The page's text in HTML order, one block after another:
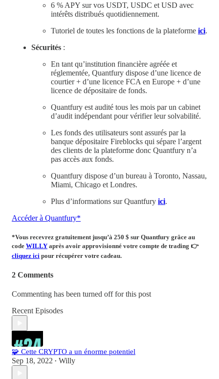
6 % APY sur vos USDT, USDC et USD avec
intérêts distribués quotidiennement.
Tutoriel de toutes les fonctions de la plateforme ici.
Sécurités :
En tant qu’institution financière agréée et
réglementée, Quantfury dispose d’une licence de
courtier + d’une licence FCA en Europe + d’une
licence de dépositaire de fonds.
Quantfury est audité tous les mois par un cabinet
d’audit indépendant pour vérifier leur solvabilité.
Les fonds des utilisateurs sont assurés par la
banque dépositaire Fireblocks qui sépare l’argent
des clients de la plateforme donc Quantfury n’a
pas accès aux fonds.
Quantfury dispose d’un bureau à Toronto, Nassau,
Miami, Chicago et Londres.
Plus d’informations sur Quantfury ici.
Accéder à Quantfury*
*Vous recevrez gratuitement jusqu’à 250 $ sur Quantfury grâce au
code WILLY après avoir approvisionné votre compte de trading 👉
cliquez ici pour récupérer votre cadeau.
2 Comments
Commenting has been turned off for this post
Recent Episodes
🧩 Cette CRYPTO a un énorme potentiel
Sep 18, 2022 • Willy